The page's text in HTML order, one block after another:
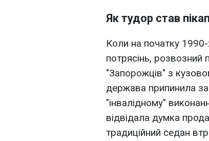
Як тудор став
Коли на початку
потрясінь, розвозний
"Запорожців" з
держава припинила
"інвалідному"
відвідала думка
традиційний седан